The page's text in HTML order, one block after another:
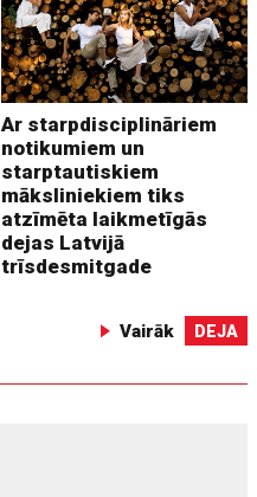
Ar starpdisciplināriem
notikumiem un
starptautiskiem
māksliniekiem tiks
atzīmēta laikmetīgās
dejas Latvijā
trīsdesmitgade
Vairāk DEJA